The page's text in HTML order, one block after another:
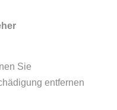
Sie
entfernen